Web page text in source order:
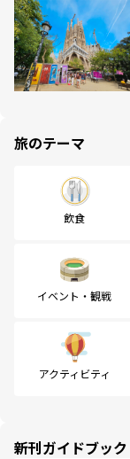
旅のテーマ
飲食
イベント・観戦
アクティビティ
新刊ガイドブック